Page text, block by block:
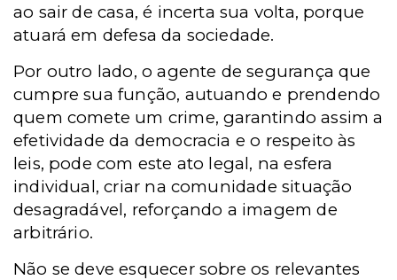
ao sair de casa, é incerta sua volta, porque
atuará em defesa da sociedade.
Por outro lado, o agente de segurança que
cumpre sua função, autuando e prendendo
quem comete um crime, garantindo assim a
efetividade da democracia e o respeito às
leis, pode com este ato legal, na esfera
individual, criar na comunidade situação
desagradável, reforçando a imagem de
arbitrário.
Não se deve esquecer sobre os relevantes